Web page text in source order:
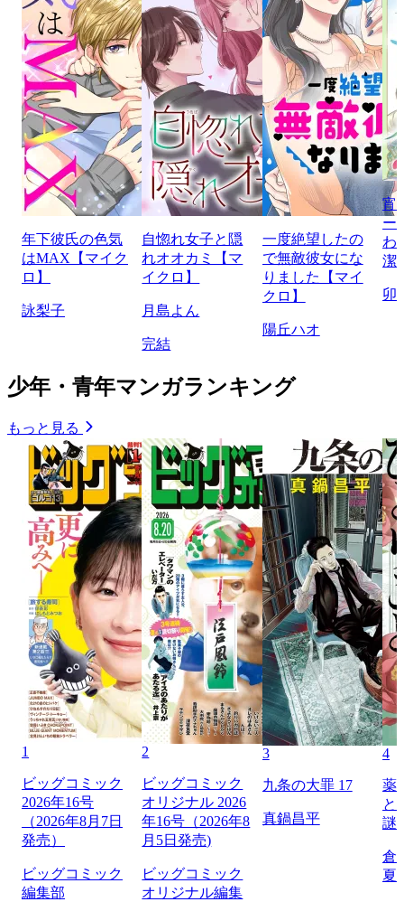
年下彼氏の色気
はMAX【マイク
ロ】
詠梨子
自惚れ女子と隠
れオオカミ【マ
イクロ】
月島よん
完結
一度絶望したの
で無敵彼女にな
りました【マイ
クロ】
陽丘ハオ
宵
ー
わ
潔
卯
少年・青年マンガランキング
もっと見る
1
ビッグコミック
2026年16号
（2026年8月7日
発売）
ビッグコミック
編集部
2
ビッグコミック
オリジナル 2026
年16号（2026年8
月5日発売)
ビッグコミック
オリジナル編集
3
九条の大罪 17
真鍋昌平
4
薬
と
謎
倉
夏